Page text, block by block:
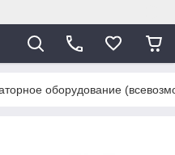
оборудование